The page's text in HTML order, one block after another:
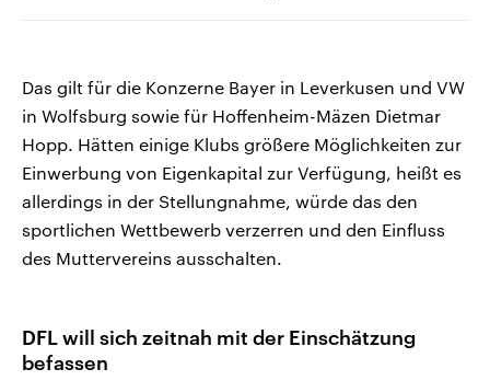
Das gilt für die Konzerne Bayer in Leverkusen und VW
in Wolfsburg sowie für Hoffenheim-Mäzen Dietmar
Hopp. Hätten einige Klubs größere Möglichkeiten zur
Einwerbung von Eigenkapital zur Verfügung, heißt es
allerdings in der Stellungnahme, würde das den
sportlichen Wettbewerb verzerren und den Einfluss
des Muttervereins ausschalten.
DFL will sich zeitnah mit der Einschätzung
befassen